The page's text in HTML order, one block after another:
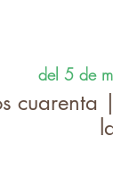
del 5 de
cuarenta